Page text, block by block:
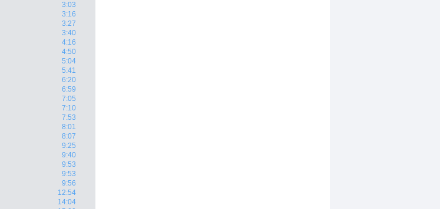
3:03
3:16
3:27
3:40
4:16
4:50
5:04
5:41
6:20
6:59
7:05
7:10
7:53
8:01
8:07
9:25
9:40
9:53
9:53
9:56
12:54
14:04